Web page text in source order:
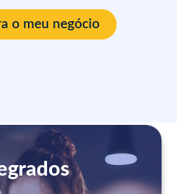
o meu negócio